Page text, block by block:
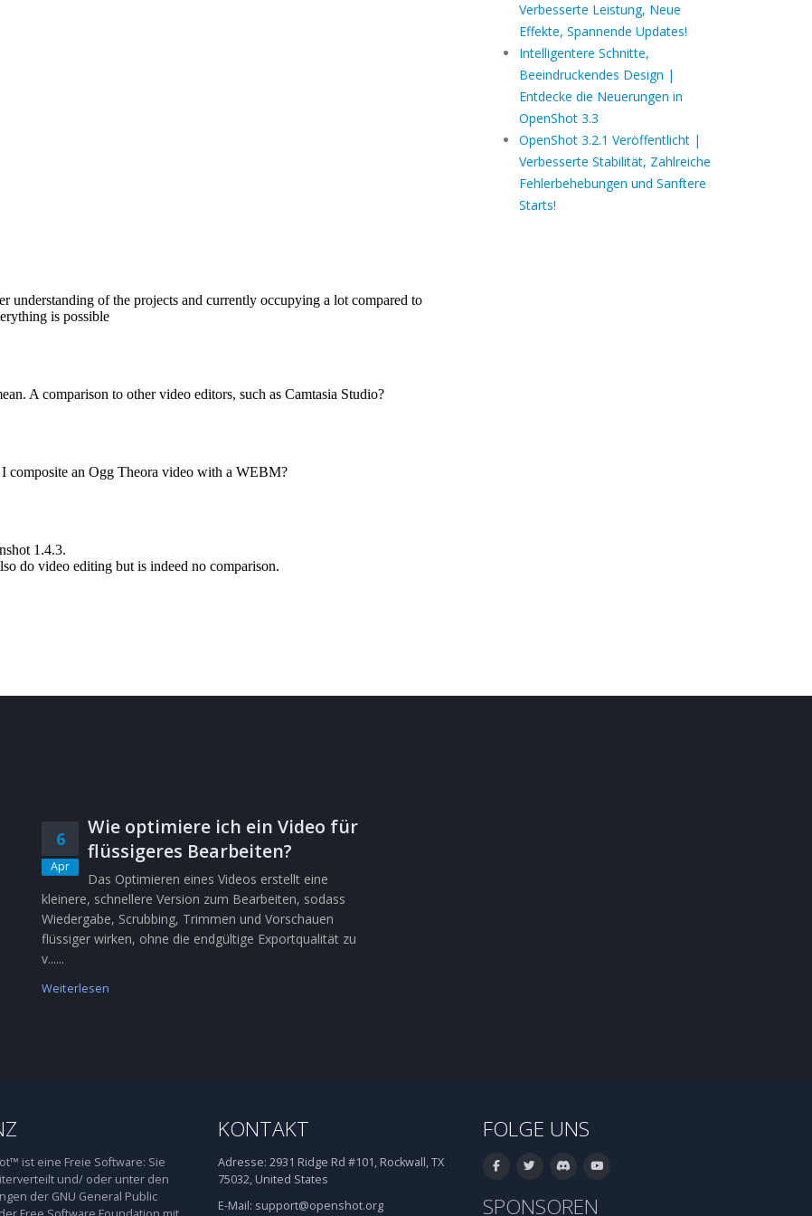
Verbesserte Leistung, Neue
Effekte, Spannende Updates!
Intelligentere Schnitte,
Beeindruckendes Design |
Entdecke die Neuerungen in
OpenShot 3.3
OpenShot 3.2.1 Veröffentlicht |
Verbesserte Stabilität, Zahlreiche
Fehlerbehebungen und Sanftere
Starts!
6
Apr
Wie optimiere ich ein Video für
flüssigeres Bearbeiten?
Das Optimieren eines Videos erstellt eine
kleinere, schnellere Version zum Bearbeiten, sodass
Wiedergabe, Scrubbing, Trimmen und Vorschauen
flüssiger wirken, ohne die endgültige Exportqualität zu
v......
Weiterlesen
ist eine Freie Software: Sie
und/ oder unter den
der GNU General Public
KONTAKT
Adresse: 2931 Ridge Rd #101, Rockwall, TX
75032, United States
E-Mail: support@openshot.org
FOLGE UNS
SPONSOREN